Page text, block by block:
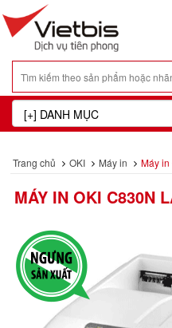
Trang chủ OKI Máy in Máy in
MÁY IN OKI C830N